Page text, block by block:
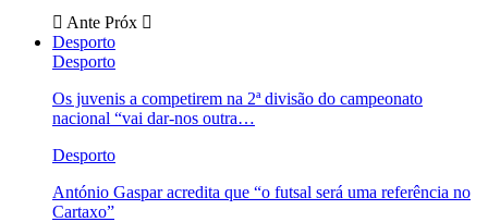
Ante Próx
Desporto
Desporto
Os juvenis a competirem na 2ª divisão do campeonato
nacional “vai dar-nos outra…
Desporto
António Gaspar acredita que “o futsal será uma referência no
Cartaxo”